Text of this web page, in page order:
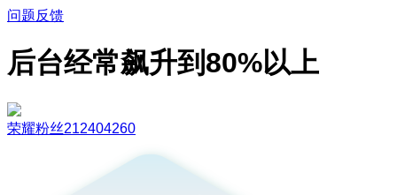
问题反馈
后台经常飙升到80%以上
荣耀粉丝212404260